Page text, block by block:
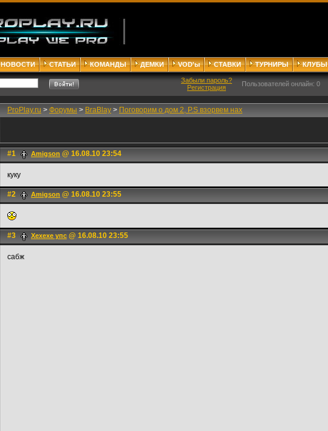
НОВОСТИ СТАТЬИ КОМАНДЫ ДЕМКИ VOD'ы СТАВКИ ТУРНИРЫ КЛУБЫ
Забыли пароль?
Регистрация
Пользователей онлайн: 0
ProPlay.ru > Форумы > BraBlay > Поговорим о дом 2, P.S взорвем нах
#1 Amigson @ 16.08.10 23:54
куку
#2 Amigson @ 16.08.10 23:55
#3 Хехехе упс @ 16.08.10 23:55
сабж